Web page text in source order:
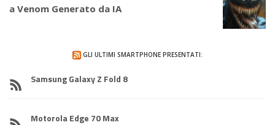
a Venom Generato da IA
GLI ULTIMI SMARTPHONE PRESENTATI:
Samsung Galaxy Z Fold 8
Motorola Edge 70 Max